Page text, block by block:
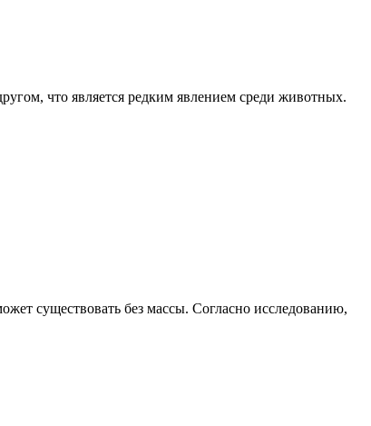
что является редким явлением среди животных.
существовать без массы. Согласно исследованию,